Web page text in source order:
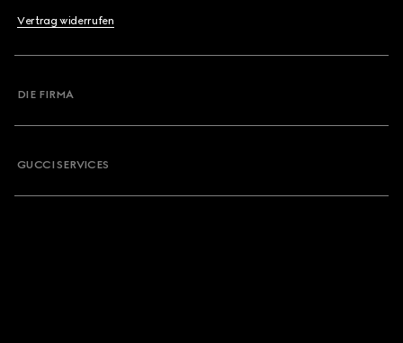
Vertrag widerrufen
DIE FIRMA
GUCCI SERVICES